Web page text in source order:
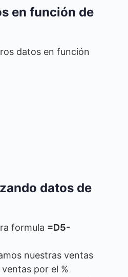
en función de
datos en función
datos de
formula =D5-
nuestras ventas
por el %